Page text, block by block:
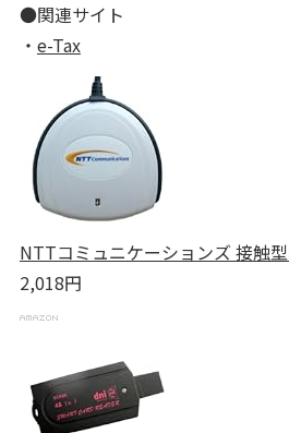
●関連サイト
・ e-Tax
NTTコミュニケーションズ 接触
2,018円